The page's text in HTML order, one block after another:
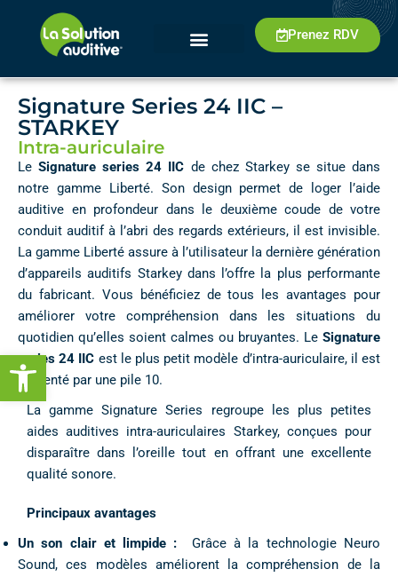
Ouvrir la barre d’outils
Prenez RDV
Signature Series 24 IIC –
STARKEY
Intra-auriculaire
LeSignature series 24 IIC de chez Starkey se situe dans
notre gamme Liberté. Son design permet de loger l’aide
auditive en profondeur dans le deuxième coude de votre
conduit auditif à l’abri des regards extérieurs, il est invisible.
La gamme Liberté assure à l’utilisateur la dernière génération
d’appareils auditifs Starkey dans l’offre la plus performante
du fabricant. Vous bénéficiez de tous les avantages pour
améliorer votre compréhension dans les situations du
quotidien qu’elles soient calmes ou bruyantes. Le Signature
series 24 IIC est le plus petit modèle d’intra-auriculaire, il est
alimenté par une pile 10.
La gamme Signature Series regroupe les plus petites
aides auditives intra-auriculaires Starkey, conçues pour
disparaître dans l’oreille tout en offrant une excellente
qualité sonore.
Principaux avantages
Un son clair et limpide : Grâce à la technologie Neuro
Sound, ces modèles améliorent la compréhension de la